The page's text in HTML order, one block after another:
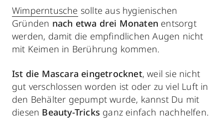
Wimperntusche sollte aus hygienischen
Gründen nach etwa drei Monaten entsorgt
werden, damit die empfindlichen Augen nicht
mit Keimen in Berührung kommen.
Ist die Mascara eingetrocknet, weil sie nicht
gut verschlossen worden ist oder zu viel Luft in
den Behälter gepumpt wurde, kannst Du mit
diesen Beauty-Tricks ganz einfach nachhelfen.